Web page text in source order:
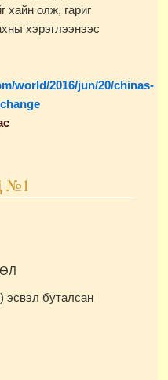
хайн олж, гариг
хэрэглээнээс
world/2016/jun/20/chinas-
№1
эсвэл буталсан